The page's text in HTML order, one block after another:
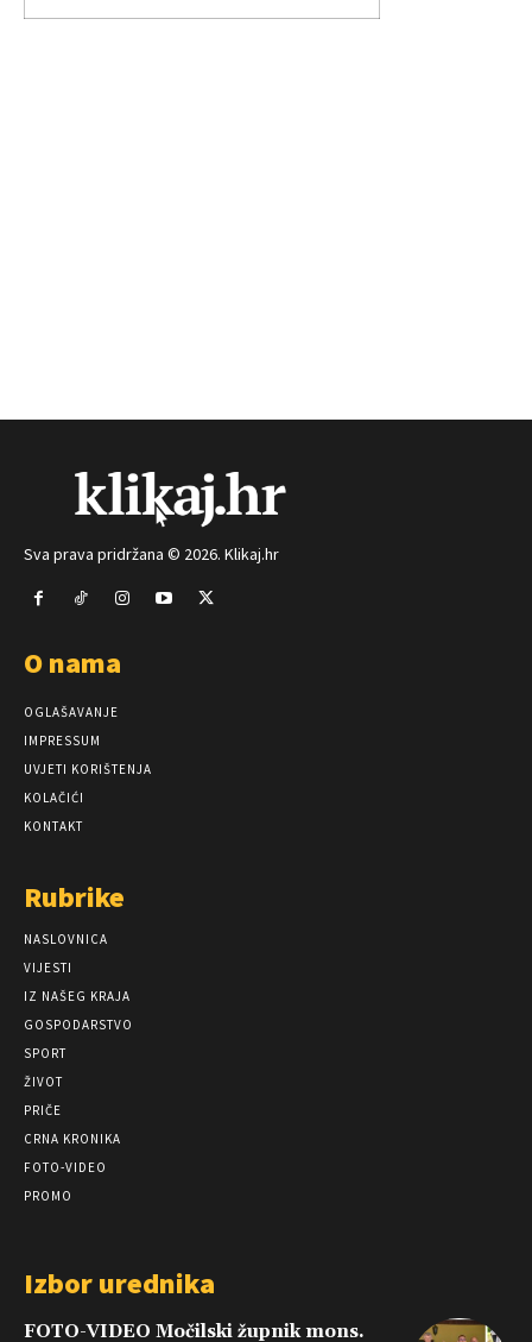
Sva prava pridržana © 2026. Klikaj.hr
O nama
OGLAŠAVANJE
IMPRESSUM
UVJETI KORIŠTENJA
KOLAČIĆI
KONTAKT
Rubrike
NASLOVNICA
VIJESTI
IZ NAŠEG KRAJA
GOSPODARSTVO
SPORT
ŽIVOT
PRIČE
CRNA KRONIKA
FOTO-VIDEO
PROMO
Izbor urednika
FOTO-VIDEO Močilski župnik mons.